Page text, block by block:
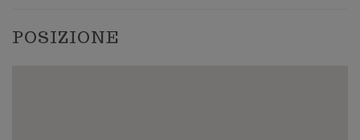
Le dieci cose da fare in Lessinia
POSIZIONE